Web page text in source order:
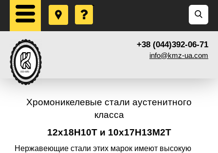
+38 (044)392-06-71
info@kmz-ua.com
Хромоникелевые стали аустенитного
класса
12x18Н10Т и 10x17Н13М2Т
Нержавеющие стали этих марок имеют высокую